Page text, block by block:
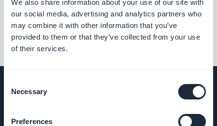
We also share information about your use of our site with
our social media, advertising and analytics partners who
may combine it with other information that you’ve
provided to them or that they’ve collected from your use
of their services.
Selection
Necessary
Preferences